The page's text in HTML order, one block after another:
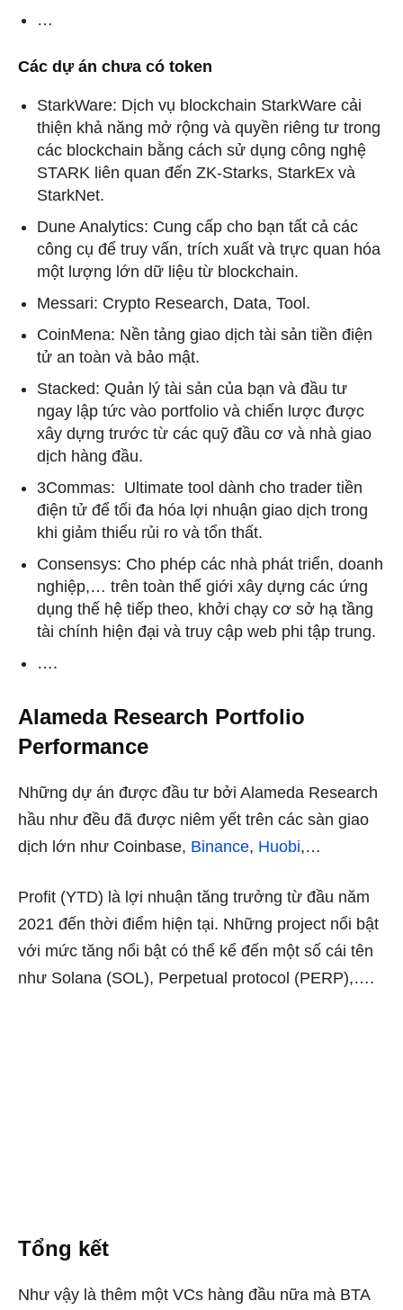
…
Các dự án chưa có token
StarkWare: Dịch vụ blockchain StarkWare cải
thiện khả năng mở rộng và quyền riêng tư trong
các blockchain bằng cách sử dụng công nghệ
STARK liên quan đến ZK-Starks, StarkEx và
StarkNet.
Dune Analytics: Cung cấp cho bạn tất cả các
công cụ để truy vấn, trích xuất và trực quan hóa
một lượng lớn dữ liệu từ blockchain.
Messari: Crypto Research, Data, Tool.
CoinMena: Nền tảng giao dịch tài sản tiền điện
tử an toàn và bảo mật.
Stacked: Quản lý tài sản của bạn và đầu tư
ngay lập tức vào portfolio và chiến lược được
xây dựng trước từ các quỹ đầu cơ và nhà giao
dịch hàng đầu.
3Commas: Ultimate tool dành cho trader tiền
điện tử để tối đa hóa lợi nhuận giao dịch trong
khi giảm thiểu rủi ro và tổn thất.
Consensys: Cho phép các nhà phát triển, doanh
nghiệp,… trên toàn thế giới xây dựng các ứng
dụng thế hệ tiếp theo, khởi chạy cơ sở hạ tầng
tài chính hiện đại và truy cập web phi tập trung.
….
Alameda Research Portfolio
Performance
Những dự án được đầu tư bởi Alameda Research
hầu như đều đã được niêm yết trên các sàn giao
dịch lớn như Coinbase, Binance, Huobi,…
Profit (YTD) là lợi nhuận tăng trưởng từ đầu năm
2021 đến thời điểm hiện tại. Những project nổi bật
với mức tăng nổi bật có thể kể đến một số cái tên
như Solana (SOL), Perpetual protocol (PERP),….
Tổng kết
Như vậy là thêm một VCs hàng đầu nữa mà BTA